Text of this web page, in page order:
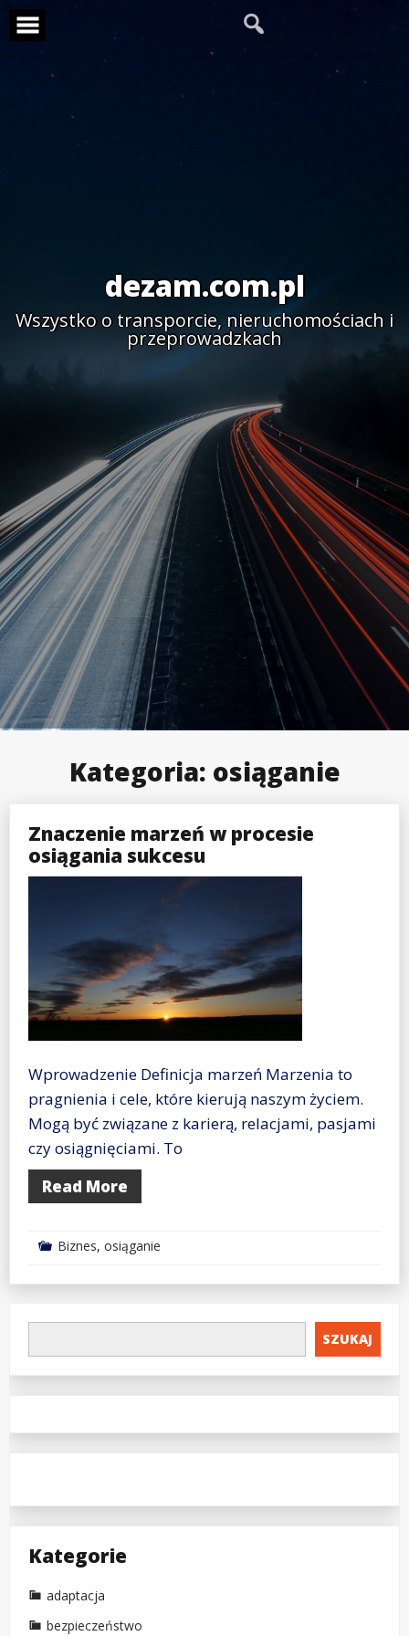
Skip
content
dezam.com.pl
Wszystko o transporcie, nieruchomościach i
przeprowadzkach
Kategoria: osiąganie
Znaczenie marzeń w procesie
osiągania sukcesu
Wprowadzenie Definicja marzeń Marzenia to
pragnienia i cele, które kierują naszym życiem.
Mogą być związane z karierą, relacjami, pasjami
czy osiągnięciami. To
Read More
Biznes, osiąganie
SZUKAJ
Kategorie
adaptacja
bezpieczeństwo